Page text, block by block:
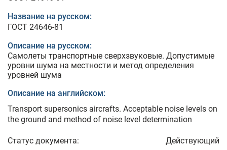
Название на русском:
ГОСТ 24646-81
Описание на русском:
Самолеты транспортные сверхзвуковые. Допустимые
уровни шума на местности и метод определения
уровней шума
Описание на английском:
Transport supersonics aircrafts. Acceptable noise levels on
the ground and method of noise level determination
Статус документа: Действующий